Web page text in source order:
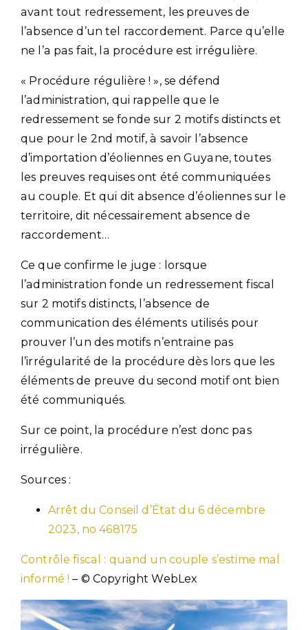
avant tout redressement, les preuves de
l’absence d’un tel raccordement. Parce qu’elle
ne l’a pas fait, la procédure est irrégulière.
« Procédure régulière ! », se défend
l’administration, qui rappelle que le
redressement se fonde sur 2 motifs distincts et
que pour le 2nd motif, à savoir l’absence
d’importation d’éoliennes en Guyane, toutes
les preuves requises ont été communiquées
au couple. Et qui dit absence d’éoliennes sur le
territoire, dit nécessairement absence de
raccordement…
Ce que confirme le juge : lorsque
l’administration fonde un redressement fiscal
sur 2 motifs distincts, l’absence de
communication des éléments utilisés pour
prouver l’un des motifs n’entraine pas
l’irrégularité de la procédure dès lors que les
éléments de preuve du second motif ont bien
été communiqués.
Sur ce point, la procédure n’est donc pas
irrégulière.
Sources :
Arrêt du Conseil d’État du 6 décembre
2023, no 468175
Contrôle fiscal : quand un couple s’estime mal
informé ! – © Copyright WebLex